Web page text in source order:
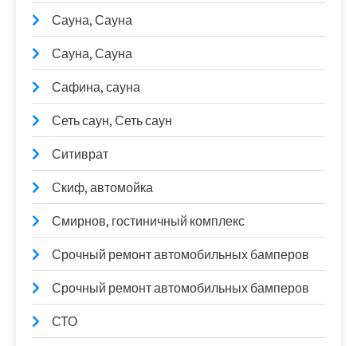
Сауна, Сауна
Сауна, Сауна
Сафина, сауна
Сеть саун, Сеть саун
Ситиврат
Скиф, автомойка
Смирнов, гостиничный комплекс
Срочный ремонт автомобильных бамперов
Срочный ремонт автомобильных бамперов
СТО